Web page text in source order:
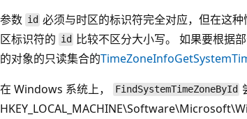
参数 id 必须与时区的标识符完全对应，但在这
区标识符的 id
比较不区分大小写。 如果要根据
的对象的只读集合的TimeZoneInfo
在 Windows 系统上，
FindSystemTimeZoneById